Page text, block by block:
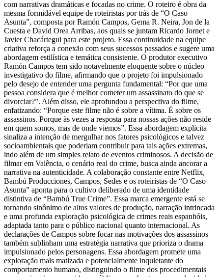
com narrativas dramáticas e focadas no crime. O roteiro é obra da
mesma formidável equipe de roteiristas por trás de “O Caso
Asunta”, composta por Ramón Campos, Gema R. Neira, Jon de la
Cuesta e David Orea Arribas, aos quais se juntam Ricardo Jornet e
Javier Chacártegui para este projeto. Essa continuidade na equipe
criativa reforça a conexão com seus sucessos passados e sugere uma
abordagem estilística e temática consistente. O produtor executivo
Ramón Campos tem sido notavelmente eloquente sobre o núcleo
investigativo do filme, afirmando que o projeto foi impulsionado
pelo desejo de entender uma pergunta fundamental: “Por que uma
pessoa considera que é melhor cometer um assassinato do que se
divorciar?”. Além disso, ele aprofundou a perspectiva do filme,
enfatizando: “Porque este filme não é sobre a vítima. É sobre os
assassinos. Porque às vezes a resposta para nossas ações não reside
em quem somos, mas de onde viemos”. Essa abordagem explícita
sinaliza a intenção de mergulhar nos fatores psicológicos e talvez
socioambientais que poderiam contribuir para tais ações extremas,
indo além de um simples relato de eventos criminosos. A decisão de
filmar em Valência, o cenário real do crime, busca ainda ancorar a
narrativa na autenticidade. A colaboração constante entre Netflix,
Bambú Producciones, Campos, Sedes e os roteiristas de “O Caso
Asunta” aponta para o cultivo deliberado de uma identidade
distintiva de “Bambú True Crime”. Essa marca emergente está se
tornando sinônimo de altos valores de produção, narração intrincada
e uma profunda exploração psicológica de crimes reais espanhóis,
adaptada tanto para o público nacional quanto internacional. As
declarações de Campos sobre focar nas motivações dos assassinos
também sublinham uma estratégia narrativa que prioriza o drama
impulsionado pelos personagens. Essa abordagem promete uma
exploração mais matizada e potencialmente inquietante do
comportamento humano, distinguindo o filme dos procedimentais